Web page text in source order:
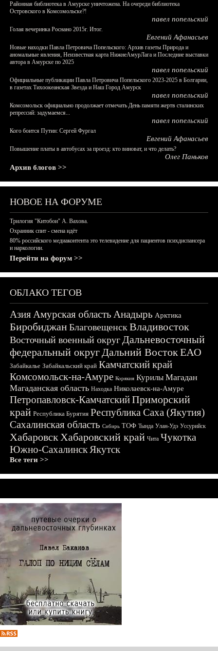
Районная библиотека в Амурске уничтожена. На очереди библиотека
Островского в Комсомольске?!
павел попельский
Голая вечеринка Роснано 2015г. Итог.
Евгений Афанасьев
Новые находки Павла Петровича Попельского: Архив газеты Природа и
аномальные явления, Неизвестная карта НижнеАмурЛага и Последние выставки
автора в Амурске по 2025
павел попельский
Официальные публикации Павла Петровича Попельского 2023-2025 в Болгарии,
в газетах Тихоокеанская Звезда и Наш Город Амурск
павел попельский
Комсомольск официально продолжает отмечать День памяти жертв сталинских
репрессий: задумаемся...
павел попельский
Кого боится Путин: Сергей Фургал
Евгений Афанасьев
Повышение платы в автобусах за проезд: кто виноват, и что делать?
Олег Паньков
Архив блогов >>
НОВОЕ НА ФОРУМЕ
Трилогия "Китобои" А. Вахова.
Охранник спит - смена идёт
80% российского медиаконтента это телевидение для пациентов психдиспансера
и наркологии.
Перейти на форум >>
ОБЛАКО ТЕГОВ
АзияАмурская область Анадырь Арктика
БиробиджанБлаговещенскВладивосток
Восточный военный округДальневосточный
федеральный округДальний ВостокЕАО
Забайкалье Забайкальский край Камчатский край
Комсомольск-на-Амуре Корякия Курилы Магадан
Магаданская область Находка Николаевск-на-Амуре
Петропавловск-КамчатскийПриморский
край Республика Бурятия Республика Саха (Якутия)
Сахалинская область Сибирь ТОФ Тында Улан-Удэ Уссурийск
ХабаровскХабаровский край Чита Чукотка
Южно-СахалинскЯкутск
Все теги >>